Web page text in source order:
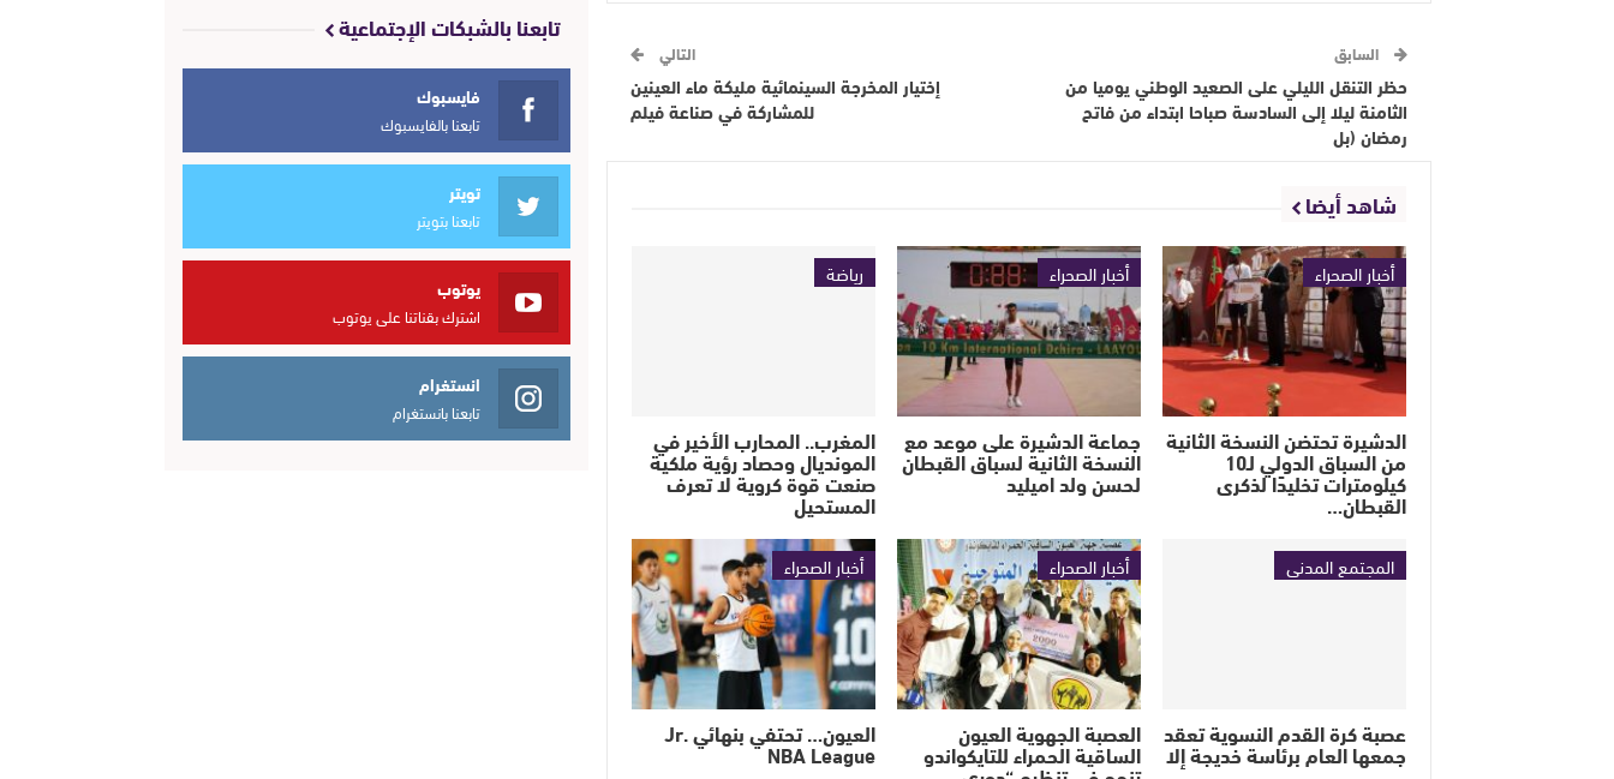
السابق
حظر التنقل الليلي على الصعيد الوطني يوميا من
الثامنة ليلا إلى السادسة صباحا ابتداء من فاتح
رمضان (بل
التالي
إختيار المخرجة السينمائية مليكة ماء العينين
للمشاركة في صناعة فيلم
شاهد أيضا
أخبار الصحراء
الدشيرة تحتضن النسخة الثانية
من السباق الدولي لـ10
كيلومترات تخليدًا لذكرى
القبطان…
أخبار الصحراء
جماعة الدشيرة على موعد مع
النسخة الثانية لسباق القبطان
لحسن ولد اميليد
رياضة
المغرب.. المحارب الأخير في
المونديال وحصاد رؤية ملكية
صنعت قوة كروية لا تعرف
المستحيل
المجتمع المدني
عصبة كرة القدم النسوية تعقد
جمعها العام برئاسة خديجة إلا
أخبار الصحراء
العصبة الجهوية العيون
الساقية الحمراء للتايكواندو
أخبار الصحراء
العيون… تحتفي بنهائي Jr.
NBA League
تابعنا بالشبكات الإجتماعية
فايسبوك
تابعنا بالفايسبوك
تويتر
تابعنا بتويتر
يوتوب
اشترك بقناتنا على يوتوب
انستغرام
تابعنا بانستغرام